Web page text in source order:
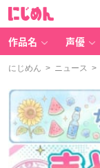
作品名 声優
にじめん > ニュース >